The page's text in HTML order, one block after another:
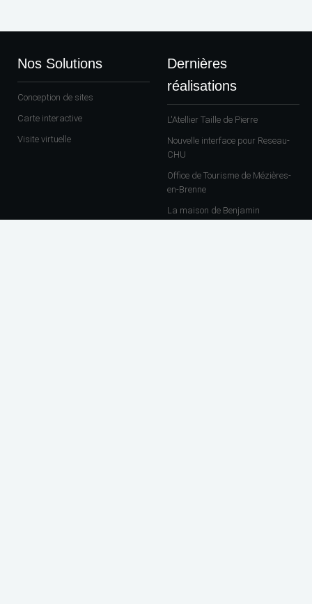
Nos Solutions
Conception de sites
Carte interactive
Visite virtuelle
Dernières
réalisations
L'Atellier Taille de Pierre
Nouvelle interface pour Reseau-
CHU
Office de Tourisme de Mézières-
en-Brenne
La maison de Benjamin